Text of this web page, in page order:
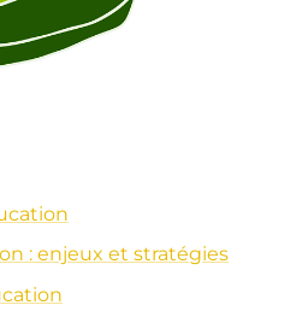
: enjeux et stratégies